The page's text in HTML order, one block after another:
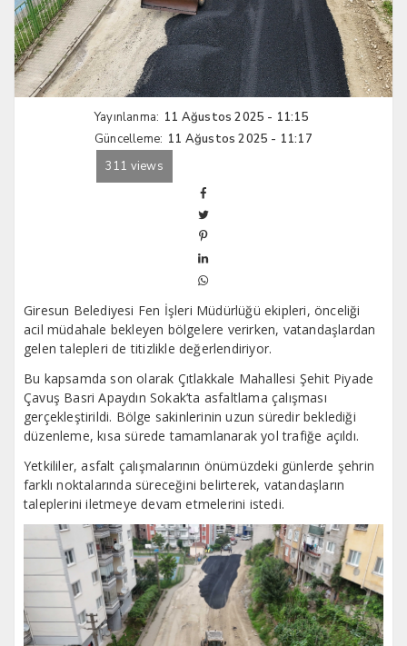
Yayınlanma: 11 Ağustos 2025 - 11:15
Güncelleme: 11 Ağustos 2025 - 11:17
311 views
Giresun Belediyesi Fen İşleri Müdürlüğü ekipleri, önceliği
acil müdahale bekleyen bölgelere verirken, vatandaşlardan
gelen talepleri de titizlikle değerlendiriyor.
Bu kapsamda son olarak Çıtlakkale Mahallesi Şehit Piyade
Çavuş Basri Apaydın Sokak’ta asfaltlama çalışması
gerçekleştirildi. Bölge sakinlerinin uzun süredir beklediği
düzenleme, kısa sürede tamamlanarak yol trafiğe açıldı.
Yetkililer, asfalt çalışmalarının önümüzdeki günlerde şehrin
farklı noktalarında süreceğini belirterek, vatandaşların
taleplerini iletmeye devam etmelerini istedi.